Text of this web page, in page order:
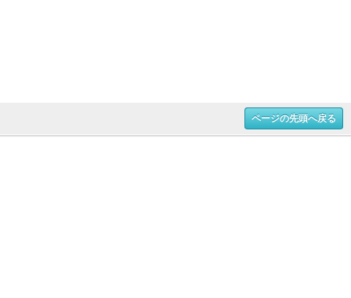
ページの先頭へ戻る